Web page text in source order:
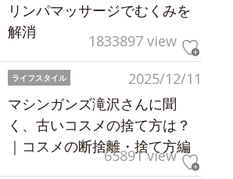
リンパマッサージでむくみを
解消
1833897 view
2025/12/11
ライフスタイル
マシンガンズ滝沢さんに聞
く、古いコスメの捨て方は？
｜コスメの断捨離・捨て方編
65891 view